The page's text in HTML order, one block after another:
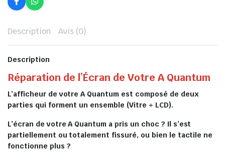
Description Avis (0)
Description
Réparation de l’Écran de Votre A Quantum
L’afficheur de votre A Quantum est composé de deux
parties qui forment un ensemble (Vitre + LCD).
L’écran de votre A Quantum a pris un choc ? Il s’est
partiellement ou totalement fissuré, ou bien le tactile ne
fonctionne plus ?